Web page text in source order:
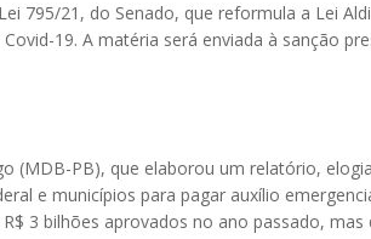
795/21, do Senado, que reformula a Lei
19. A matéria será enviada à sanção
(MDB-PB), que elaborou um relatório,
e municípios para pagar auxílio
3 bilhões aprovados no ano passado,